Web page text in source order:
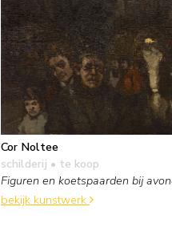
Cor Noltee
schilderij • te koop
Figuren en koetspaarden bij
bekijk kunstwerk